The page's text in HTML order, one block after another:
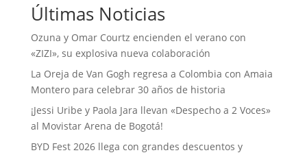
Últimas Noticias
Ozuna y Omar Courtz encienden el verano con
«ZIZI», su explosiva nueva colaboración
La Oreja de Van Gogh regresa a Colombia con Amaia
Montero para celebrar 30 años de historia
¡Jessi Uribe y Paola Jara llevan «Despecho a 2 Voces»
al Movistar Arena de Bogotá!
BYD Fest 2026 llega con grandes descuentos y